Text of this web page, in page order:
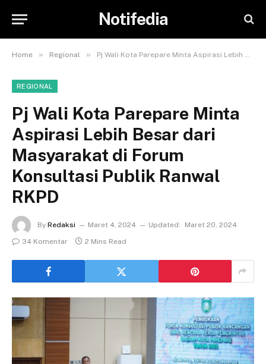
Notifedia
Home » Regional » Pj Wali Kota Parepare Minta Aspirasi Lebih Besar dari Masyarakat di Forum Konsultasi Publik Ranwal RKPD
REGIONAL
Pj Wali Kota Parepare Minta
Aspirasi Lebih Besar dari
Masyarakat di Forum
Konsultasi Publik Ranwal
RKPD
By Redaksi Maret 4, 2024 Updated:
Maret 20, 2024
34 Komentar
2 Mins Read